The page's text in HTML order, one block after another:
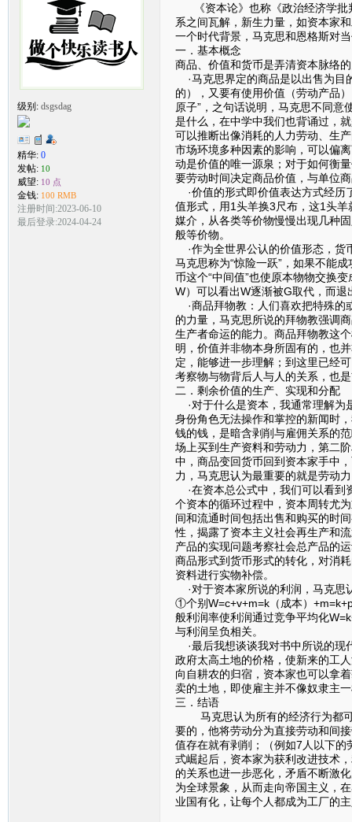
级别: dsgsdag
精华: 0
发帖: 10
威望: 10 点
金钱: 100 RMB
注册时间:2023-06-10
最后登录:2024-04-24
《资本论》也称《政治经济学批
系之间瓦解，新生力量，如资本家
一个时代背景，马克思和恩格斯对
一．基本概念
商品、价值和货币是弄清资本脉络
·马克思界定的商品是以出售为目
的），又要有使用价值（劳动产品
原子”，之句话说明，马克思不同
是什么，在中学中我们也背诵过，
可以推断出像消耗的人力劳动、生
市场环境多种因素的影响，可以偏
动是价值的唯一源泉；对于如何衡
要劳动时间决定商品价值，与单位
·价值的形式即价值表达方式经历
值形式，用1头羊换3尺布，这1头
媒介，从各类等价物慢慢出现几种
般等价物。
·作为全世界公认的价值形态，货
马克思称为“惊险一跃”，如果不能
币这个“中间值”也使原本物物交换
W）可以看出W逐渐被G取代，而
·商品拜物教：人们喜欢把特殊的
的力量，马克思所说的拜物教强调
生产者命运的能力。商品拜物教这
明，价值并非物本身所固有的，也
定，能够进一步理解；到这里已经
考察物与物背后人与人的关系，也
二．剩余价值的生产、实现和分配
·对于什么是资本，我通常理解为
身份角色无法操作和掌控的新闻时
钱的钱，是暗含剥削与雇佣关系的
场上买到生产资料和劳动力，第二
中，商品变回货币回到资本家手中
力，马克思认为最重要的就是劳动
·在资本总公式中，我们可以看到
个资本的循环过程中，资本周转尤
间和流通时间包括出售和购买的时
性，揭露了资本主义社会再生产和
产品的实现问题考察社会总产品的
商品形式到货币形式的转化，对消
资料进行实物补偿。
·对于资本家所说的利润，马克思
①个别W=c+v+m=k（成本）
般利润率使利润通过竞争平均化
与利润呈负相关。
·最后我想谈谈我对书中所说的现
政府太高土地的价格，使新来的工
向自耕农的归宿，资本家也可以拿
卖的土地，即使雇主并不像奴隶主
三．结语
马克思认为所有的经济行为都可
要的，他将劳动分为直接劳动和间
值存在就有剥削；（例如7人以下
式崛起后，资本家为获利改进技
的关系也进一步恶化，矛盾不断激
为全球景象，从而走向帝国主义，
业国有化，让每个人都成为工厂的